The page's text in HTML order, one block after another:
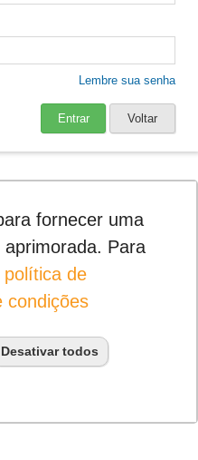
Lembre sua senha
Entrar Voltar
fornecer uma
Para
política de
condições
Desativar todos